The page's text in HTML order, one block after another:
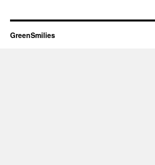
GreenSmilies